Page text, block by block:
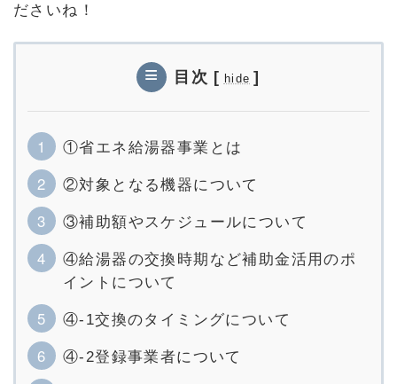
ださいね！
目次 [ hide ]
①省エネ給湯器事業とは
②対象となる機器について
③補助額やスケジュールについて
④給湯器の交換時期など補助金活用のポ
イントについて
④-1交換のタイミングについて
④-2登録事業者について